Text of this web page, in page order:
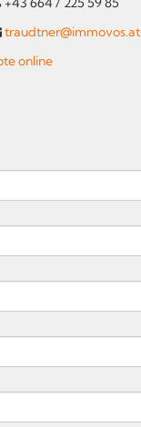
traudtner@immovos.at
online